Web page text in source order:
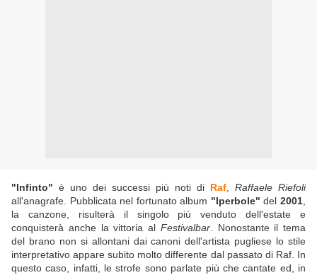
"Infinto" è uno dei successi più noti di Raf
Raffaele Riefoli
all'anagrafe. Pubblicata nel fortunato album "Iperbole" del2001
la canzone, risulterà il singolo più venduto dell'estate e
conquisterà anche la vittoria al Festivalbar. Nonostante il tema
del brano non si allontani dai canoni dell'artista pugliese lo stile
interpretativo appare subito molto differente dal passato di Raf. In
questo caso, infatti, le strofe sono parlate più che cantate ed, in